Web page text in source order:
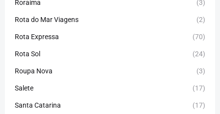
Roraíma (3)
Rota do Mar Viagens (2)
Rota Expressa (70)
Rota Sol (24)
Roupa Nova (3)
Salete (17)
Santa Catarina (17)